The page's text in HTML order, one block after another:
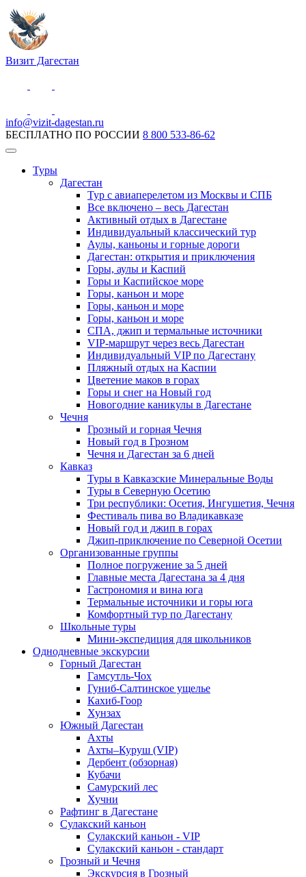
Визит Дагестан
info@vizit-dagestan.ru
БЕСПЛАТНО ПО РОССИИ 8 800 533-86-62
Туры
Дагестан
Тур с авиаперелетом из Москвы и СПБ
Все включено – весь Дагестан
Активный отдых в Дагестане
Индивидуальный классический тур
Аулы, каньоны и горные дороги
Дагестан: открытия и приключения
Горы, аулы и Каспий
Горы и Каспийское море
Горы, каньон и море
Горы, каньон и море
Горы, каньон и море
СПА, джип и термальные источники
VIP-маршрут через весь Дагестан
Индивидуальный VIP по Дагестану
Пляжный отдых на Каспии
Цветение маков в горах
Горы и снег на Новый год
Новогодние каникулы в Дагестане
Чечня
Грозный и горная Чечня
Новый год в Грозном
Чечня и Дагестан за 6 дней
Кавказ
Туры в Кавказские Минеральные Воды
Туры в Северную Осетию
Три республики: Осетия, Ингушетия, Чечня
Фестиваль пива во Владикавказе
Новый год и джип в горах
Джип-приключение по Северной Осетии
Организованные группы
Полное погружение за 5 дней
Главные места Дагестана за 4 дня
Гастрономия и вина юга
Термальные источники и горы юга
Комфортный тур по Дагестану
Школьные туры
Мини-экспедиция для школьников
Однодневные экскурсии
Горный Дагестан
Гамсутль-Чох
Гуниб-Салтинское ущелье
Кахиб-Гоор
Хунзах
Южный Дагестан
Ахты
Ахты–Куруш (VIP)
Дербент (обзорная)
Кубачи
Самурский лес
Хучни
Рафтинг в Дагестане
Сулакский каньон
Сулакский каньон - VIP
Сулакский каньон - стандарт
Грозный и Чечня
Экскурсия в Грозный